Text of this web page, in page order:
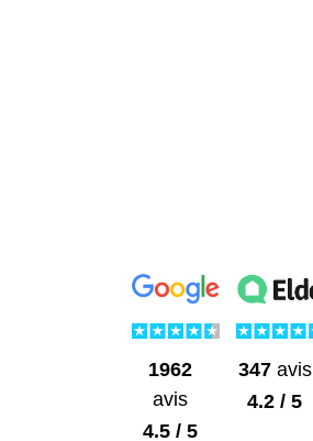
1962
avis
4.5 / 5
347avis
4.2 / 5